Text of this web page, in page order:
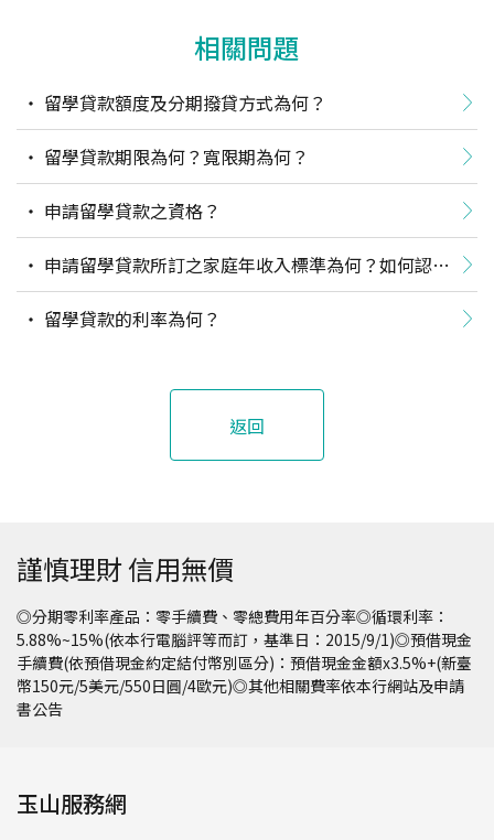
相關問題
留學貸款額度及分期撥貸方式為何？
留學貸款期限為何？寬限期為何？
申請留學貸款之資格？
定？留學貸款的利率為何？
返回
謹慎理財 信用無價
◎分期零利率產品：零手續費、零總費用年百分率◎循環利率：
5.88%~15%(依本行電腦評等而訂，基準日：2015/9/1)◎預借現金
手續費(依預借現金約定結付幣別區分)：預借現金金額x3.5%+(新臺
幣150元/5美元/550日圓/4歐元)◎其他相關費率依本行網站及申請
書公告
玉山服務網